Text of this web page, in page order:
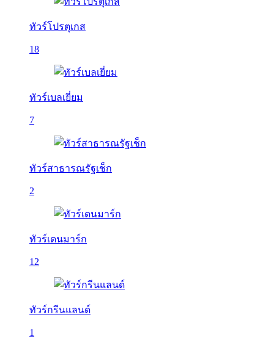
ทัวร์โปรตุเกส
18
ทัวร์เบลเยี่ยม
7
ทัวร์สาธารณรัฐเช็ก
2
ทัวร์เดนมาร์ก
12
ทัวร์กรีนแลนด์
1